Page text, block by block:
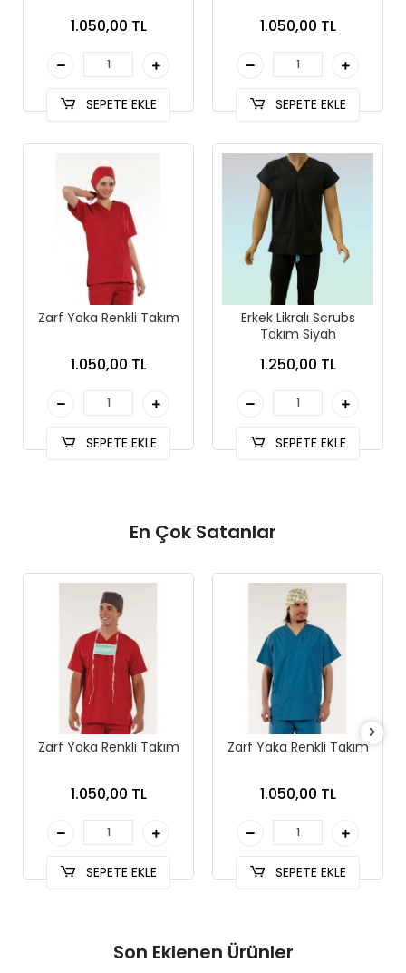
1.050,00 TL
SEPETE EKLE
1.050,00 TL
SEPETE EKLE
Zarf Yaka Renkli Takım
1.050,00 TL
SEPETE EKLE
Erkek Likralı Scrubs
Takım Siyah
1.250,00 TL
SEPETE EKLE
En Çok Satanlar
Zarf Yaka Renkli Takım
1.050,00 TL
SEPETE EKLE
Zarf Yaka Renkli Takım
1.050,00 TL
SEPETE EKLE
Son Eklenen Ürünler